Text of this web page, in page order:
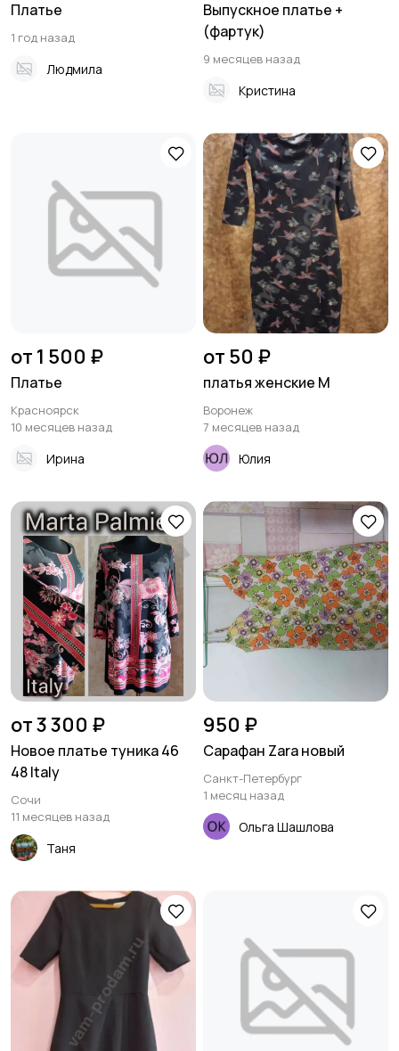
Платье
1 год назад
Людмила
Выпускное платье +
(фартук)
9 месяцев назад
Кристина
от 1 500 ₽
Платье
Красноярск
10 месяцев назад
Ирина
от 50 ₽
платья женские М
Воронеж
7 месяцев назад
Юлия
от 3 300 ₽
Новое платье туника 46
48 Italy
Сочи
11 месяцев назад
Таня
950 ₽
Сарафан Zara новый
Санкт-Петербург
1 месяц назад
Ольга Шашлова